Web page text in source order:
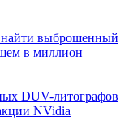
найти выброшенный
в миллион
DUV-литографов
NVidia